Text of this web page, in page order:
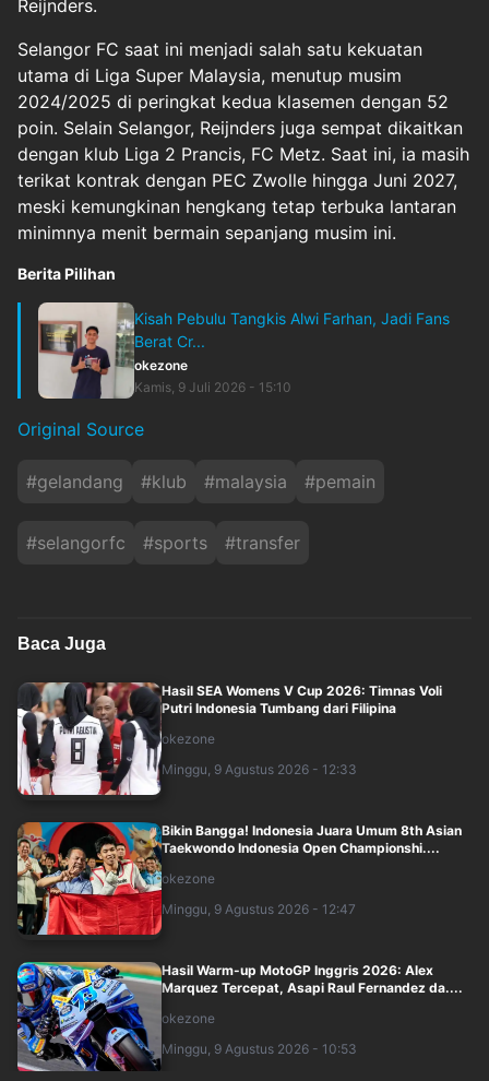
Reijnders.
Selangor FC saat ini menjadi salah satu kekuatan
utama di Liga Super Malaysia, menutup musim
2024/2025 di peringkat kedua klasemen dengan 52
poin. Selain Selangor, Reijnders juga sempat dikaitkan
dengan klub Liga 2 Prancis, FC Metz. Saat ini, ia masih
terikat kontrak dengan PEC Zwolle hingga Juni 2027,
meski kemungkinan hengkang tetap terbuka lantaran
minimnya menit bermain sepanjang musim ini.
Berita Pilihan
Kisah Pebulu Tangkis Alwi Farhan, Jadi Fans
Berat Cr...
okezone
Kamis, 9 Juli 2026 - 15:10
Original Source
#gelandang #klub #malaysia #pemain
#selangorfc #sports #transfer
Baca Juga
Hasil SEA Womens V Cup 2026: Timnas Voli
Putri Indonesia Tumbang dari Filipina
okezone
Minggu, 9 Agustus 2026 - 12:33
Bikin Bangga! Indonesia Juara Umum 8th Asian
Taekwondo Indonesia Open Championshi....
okezone
Minggu, 9 Agustus 2026 - 12:47
Hasil Warm-up MotoGP Inggris 2026: Alex
Marquez Tercepat, Asapi Raul Fernandez da....
okezone
Minggu, 9 Agustus 2026 - 10:53